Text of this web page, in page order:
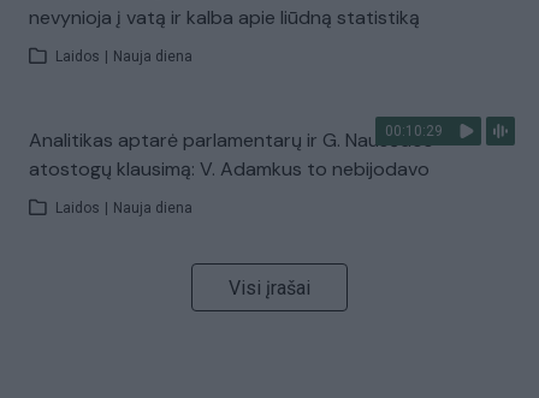
nevynioja į vatą ir kalba apie liūdną statistiką
Laidos Nauja diena
00:10:29
Analitikas aptarė parlamentarų ir G. Nausėdos
atostogų klausimą: V. Adamkus to nebijodavo
Laidos Nauja diena
Visi įrašai